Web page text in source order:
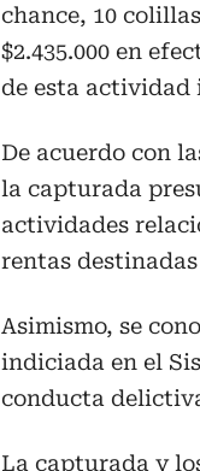
chance, 10
$2.435.000 en
de esta actividad
De acuerdo con
la capturada
actividades
rentas
Asimismo, se
indiciada en el
conducta
La capturada y